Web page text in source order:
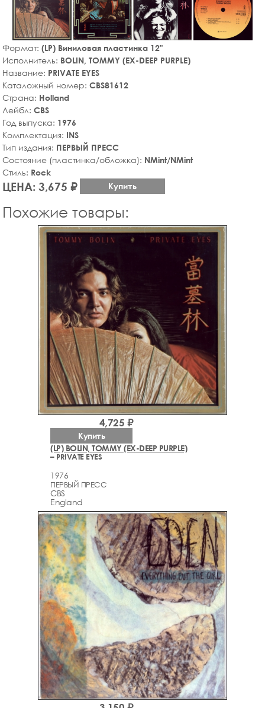
Формат: (LP) Виниловая пластинка 12"
Исполнитель: BOLIN, TOMMY (EX-DEEP PURPLE)
Название: PRIVATE EYES
Каталожный номер: CBS81612
Страна: Holland
Лейбл: CBS
Год выпуска: 1976
Комплектация: INS
Тип издания: ПЕРВЫЙ ПРЕСС
Состояние (пластинка/обложка): NMint/NMint
Стиль: Rock
ЦЕНА: 3,675 ₽ Купить
Похожие товары:
(LP) BOLIN, TOMMY (EX-DEEP PURPLE)
– PRIVATE EYES
1976
ПЕРВЫЙ ПРЕСС
CBS
England
4,725 ₽
Купить